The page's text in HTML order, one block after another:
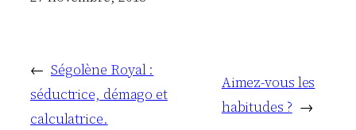
← Ségolène Royal :
séductrice, démago et
calculatrice.
Aimez-vous les
habitudes ? →